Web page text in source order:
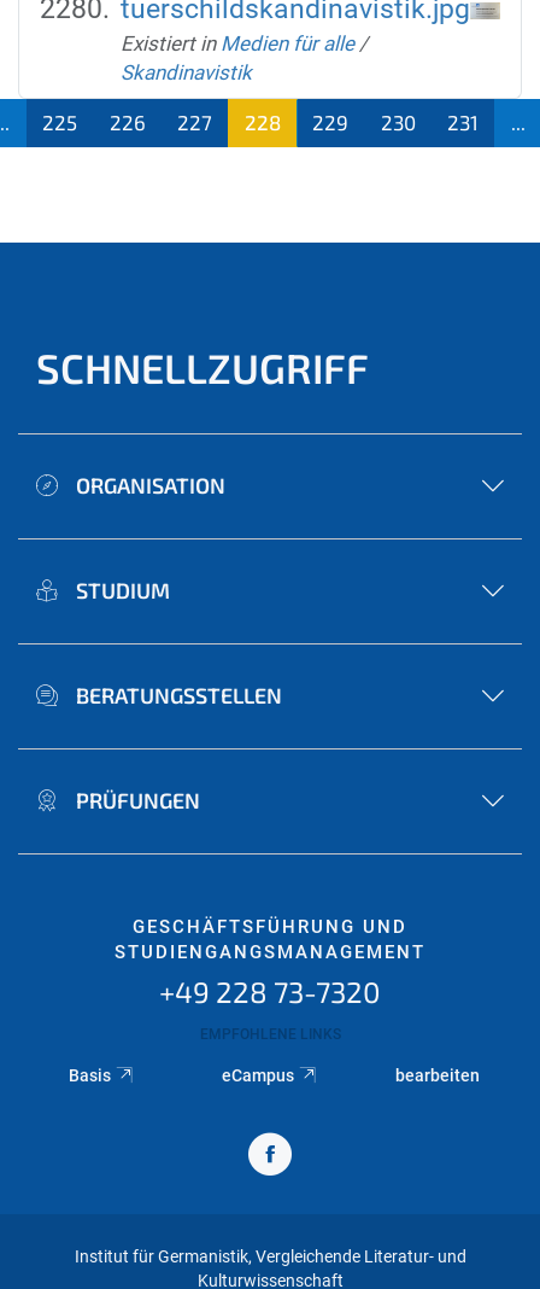
tuerschildskandinavistik.jpg
Existiert in Medien für alle /
Skandinavistik
225 226 227
228
229 230 231 ...
SCHNELLZUGRIFF
ORGANISATION
STUDIUM
BERATUNGSSTELLEN
PRÜFUNGEN
GESCHÄFTSFÜHRUNG UND
STUDIENGANGSMANAGEMENT
+49 228 73-7320
EMPFOHLENE LINKS
Basis eCampus bearbeiten
Institut für Germanistik, Vergleichende Literatur- und
Kulturwissenschaft